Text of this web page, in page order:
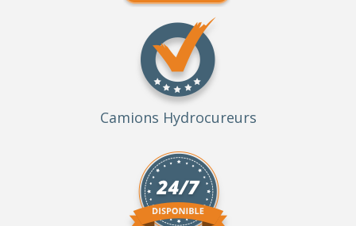
Camions Hydrocureurs